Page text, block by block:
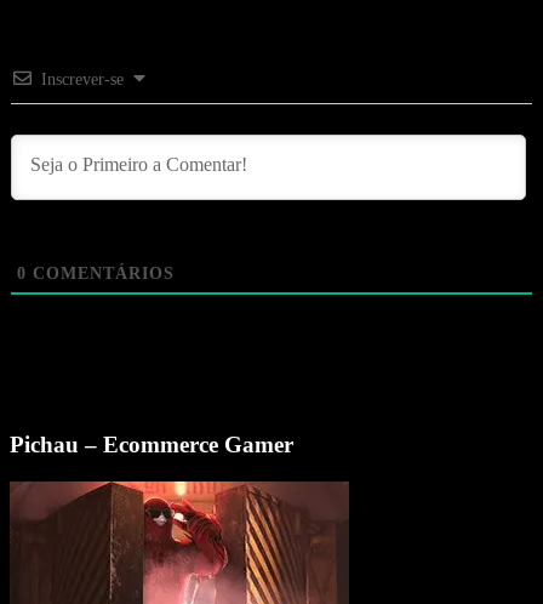
Inscrever-se
0 COMENTÁRIOS
Pichau – Ecommerce Gamer